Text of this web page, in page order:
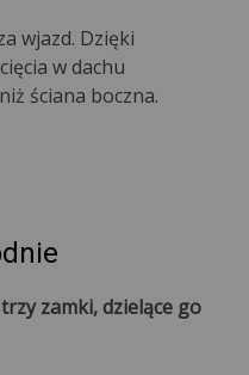
wjazd. Dzięki
w dachu
niż ściana boczna.
zamki, dzielące go